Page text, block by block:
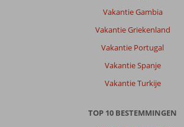
Vakantie Gambia
Vakantie Griekenland
Vakantie Portugal
Vakantie Spanje
Vakantie Turkije
TOP 10 BESTEMMINGEN